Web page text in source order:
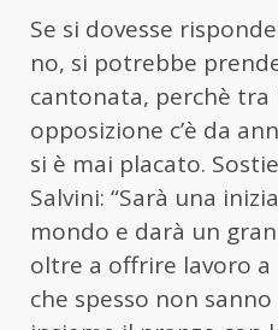
Se si dovesse
no, si potrebbe
cantonata, perchè tra
opposizione c’è da
si è mai placato.
Salvini: “Sarà una
mondo e darà un
oltre a offrire lavoro
che spesso non